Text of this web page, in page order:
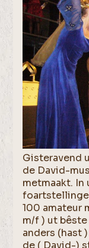
Gisteravend
de David-
metmaakt.
100 amateur
m/f ) ut bêste
anders (hast
de ( David-)